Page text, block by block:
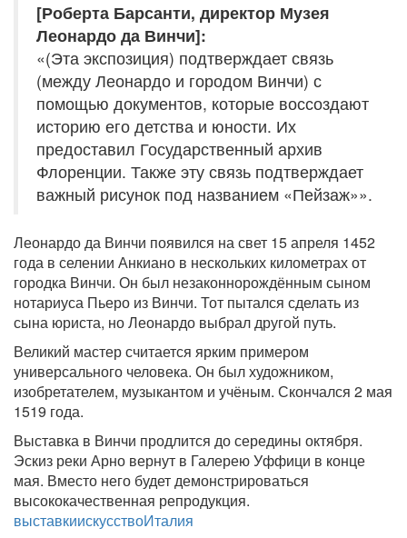
[Роберта Барсанти, директор Музея
Леонардо да Винчи]:
«(Эта экспозиция) подтверждает связь
(между Леонардо и городом Винчи) с
помощью документов, которые воссоздают
историю его детства и юности. Их
предоставил Государственный архив
Флоренции. Также эту связь подтверждает
важный рисунок под названием «Пейзаж»».
Леонардо да Винчи появился на свет 15 апреля 1452
года в селении Анкиано в нескольких километрах от
городка Винчи. Он был незаконнорождённым сыном
нотариуса Пьеро из Винчи. Тот пытался сделать из
сына юриста, но Леонардо выбрал другой путь.
Великий мастер считается ярким примером
универсального человека. Он был художником,
изобретателем, музыкантом и учёным. Скончался 2 мая
1519 года.
Выставка в Винчи продлится до середины октября.
Эскиз реки Арно вернут в Галерею Уффици в конце
мая. Вместо него будет демонстрироваться
высококачественная репродукция.
выставкиискусствоИталия